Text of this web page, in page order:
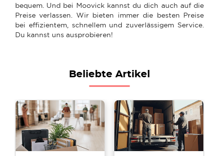
bequem. Und bei Moovick kannst du dich auch auf die
Preise verlassen. Wir bieten immer die besten Preise
bei effizientem, schnellem und zuverlässigem Service.
Du kannst uns ausprobieren!
Beliebte Artikel